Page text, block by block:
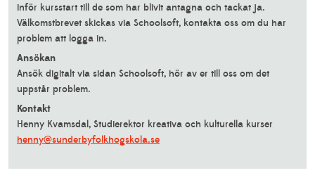
inför kursstart till de som har blivit antagna och tackat ja.
Välkomstbrevet skickas via Schoolsoft, kontakta oss om du har
problem att logga in.
Ansökan
Ansök digitalt via sidan Schoolsoft, hör av er till oss om det
uppstår problem.
Kontakt
Henny Kvamsdal, Studierektor kreativa och kulturella kurser
henny@sunderbyfolkhogskola.se